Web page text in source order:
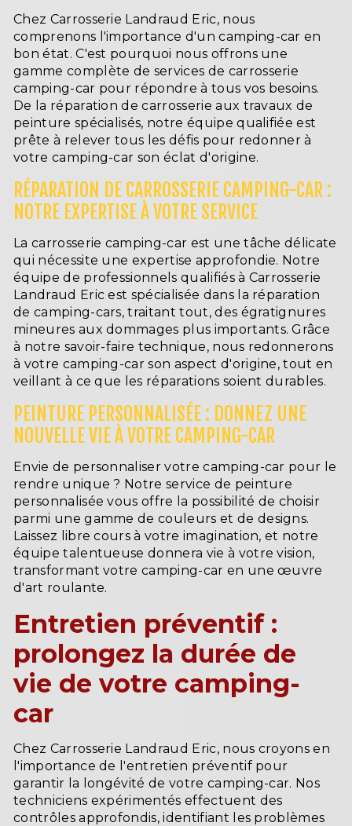
Chez Carrosserie Landraud Eric, nous
comprenons l'importance d'un camping-car en
bon état. C'est pourquoi nous offrons une
gamme complète de services de carrosserie
camping-car pour répondre à tous vos besoins.
De la réparation de carrosserie aux travaux de
peinture spécialisés, notre équipe qualifiée est
prête à relever tous les défis pour redonner à
votre camping-car son éclat d'origine.
RÉPARATION DE CARROSSERIE CAMPING-CAR :
NOTRE EXPERTISE À VOTRE SERVICE
La carrosserie camping-car est une tâche délicate
qui nécessite une expertise approfondie. Notre
équipe de professionnels qualifiés à Carrosserie
Landraud Eric est spécialisée dans la réparation
de camping-cars, traitant tout, des égratignures
mineures aux dommages plus importants. Grâce
à notre savoir-faire technique, nous redonnerons
à votre camping-car son aspect d'origine, tout en
veillant à ce que les réparations soient durables.
PEINTURE PERSONNALISÉE : DONNEZ UNE
NOUVELLE VIE À VOTRE CAMPING-CAR
Envie de personnaliser votre camping-car pour le
rendre unique ? Notre service de peinture
personnalisée vous offre la possibilité de choisir
parmi une gamme de couleurs et de designs.
Laissez libre cours à votre imagination, et notre
équipe talentueuse donnera vie à votre vision,
transformant votre camping-car en une œuvre
d'art roulante.
Entretien préventif :
prolongez la durée de
vie de votre camping-
car
Chez Carrosserie Landraud Eric, nous croyons en
l'importance de l'entretien préventif pour
garantir la longévité de votre camping-car. Nos
techniciens expérimentés effectuent des
contrôles approfondis, identifiant les problèmes